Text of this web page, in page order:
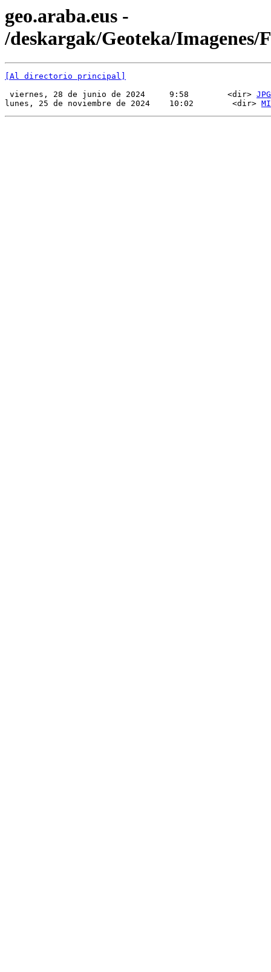
geo.araba.eus -
/deskargak/Geoteka/Imagenes/
[Al directorio principal]
viernes, 28 de junio de 2024     9:58        <dir> JPG
lunes, 25 de noviembre de 2024    10:02        <dir>